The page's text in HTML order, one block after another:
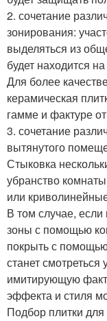
2. сочетание
зонирования:
выделяться из
будет находится
Для более
керамическая
гамме и фактуре
3. сочетание
вытянутого
Стыковка
убранство
или
В том случае,
зоны с помощью
покрыть с
станет смотреться
имитирующую
эффекта и стиля
Подбор плитки